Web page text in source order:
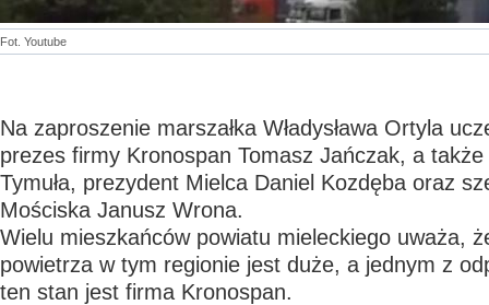
Fot. Youtube
Na zaproszenie marszałka Władysława Ortyla
prezes firmy Kronospan Tomasz Jańczak, a
Tymuła, prezydent Mielca Daniel Kozdęba oraz
Mościska Janusz Wrona.
Wielu mieszkańców powiatu mieleckiego uważa,
powietrza w tym regionie jest duże, a jednym z
ten stan jest firma Kronospan.